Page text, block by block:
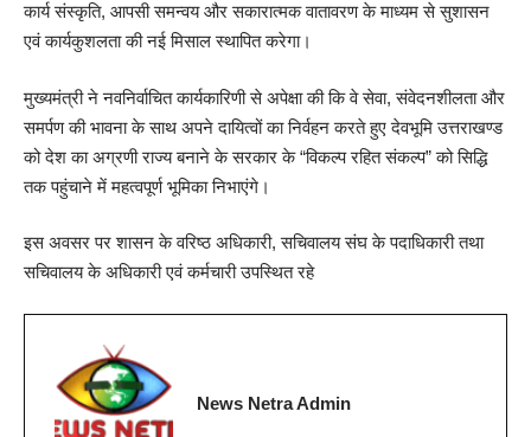
कार्य संस्कृति, आपसी समन्वय और सकारात्मक वातावरण के माध्यम से सुशासन
एवं कार्यकुशलता की नई मिसाल स्थापित करेगा।
मुख्यमंत्री ने नवनिर्वाचित कार्यकारिणी से अपेक्षा की कि वे सेवा, संवेदनशीलता और
समर्पण की भावना के साथ अपने दायित्वों का निर्वहन करते हुए देवभूमि उत्तराखण्ड
को देश का अग्रणी राज्य बनाने के सरकार के “विकल्प रहित संकल्प” को सिद्धि
तक पहुंचाने में महत्वपूर्ण भूमिका निभाएंगे।
इस अवसर पर शासन के वरिष्ठ अधिकारी, सचिवालय संघ के पदाधिकारी तथा
सचिवालय के अधिकारी एवं कर्मचारी उपस्थित रहे
News Netra Admin